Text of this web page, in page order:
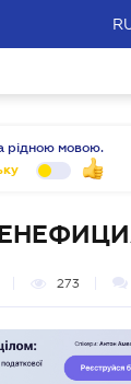
рідною мовою.
273